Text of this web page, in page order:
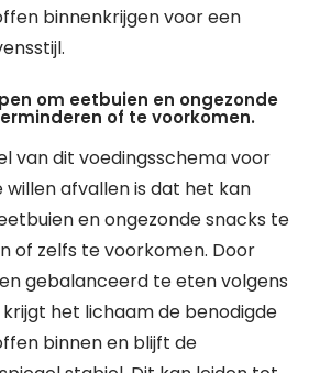
binnenkrijgen voor een
om eetbuien en ongezonde
of te voorkomen.
van dit voedingsschema voor
willen afvallen is dat het kan
en ongezonde snacks te
of zelfs te voorkomen. Door
gebalanceerd te eten volgens
het lichaam de benodigde
binnen en blijft de